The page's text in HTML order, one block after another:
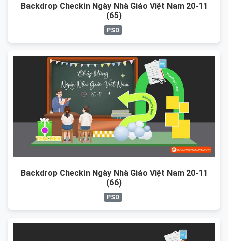
Backdrop Checkin Ngày Nhà Giáo Việt Nam 20-11
(65)
PSD
Backdrop Checkin Ngày Nhà Giáo Việt Nam 20-11
(66)
PSD